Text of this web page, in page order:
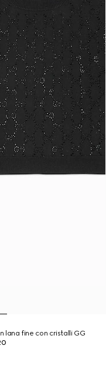
lana fine con cristalli GG